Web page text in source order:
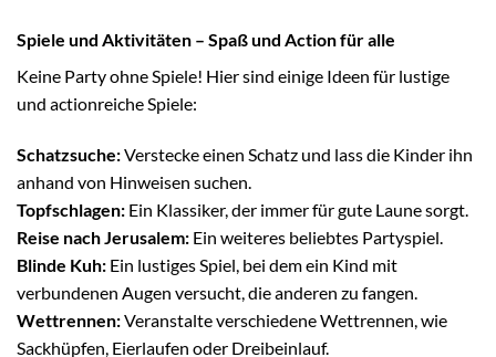
Spiele und Aktivitäten – Spaß und Action für alle
Keine Party ohne Spiele! Hier sind einige Ideen für lustige
und actionreiche Spiele:
Schatzsuche:Verstecke einen Schatz und lass die Kinder ihn
anhand von Hinweisen suchen.
Topfschlagen: Ein Klassiker, der immer für gute Laune sorgt.
Reise nach Jerusalem: Ein weiteres beliebtes Partyspiel.
Blinde Kuh: Ein lustiges Spiel, bei dem ein Kind mit
verbundenen Augen versucht, die anderen zu fangen.
Wettrennen:Veranstalte verschiedene Wettrennen, wie
Sackhüpfen, Eierlaufen oder Dreibeinlauf.